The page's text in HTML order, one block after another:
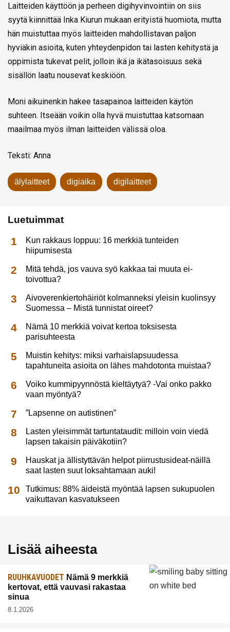
Laitteiden käyttöön ja perheen digihyvinvointiin on siis
syytä kiinnittää Inka Kiurun mukaan erityistä huomiota, mutta
hän muistuttaa myös laitteiden mahdollistavan paljon
hyviäkin asioita, kuten yhteydenpidon tai lasten kehitystä ja
oppimista tukevat pelit, jolloin ikä ja ikätasoisuus sekä
sisällön laatu nousevat keskiöön.
Moni aikuinenkin hakee tasapainoa laitteiden käytön
suhteen. Itseään voikin olla hyvä muistuttaa katsomaan
maailmaa myös ilman laitteiden välissä oloa.
Teksti: Anna
älylaitteet digiaika digilaitteet
Luetuimmat
Kun rakkaus loppuu: 16 merkkiä tunteiden
hiipumisesta
Mitä tehdä, jos vauva syö kakkaa tai muuta ei-
toivottua?
Aivoverenkiertohäiriöt kolmanneksi yleisin kuolinsyy
Suomessa – Mistä tunnistat oireet?
Nämä 10 merkkiä voivat kertoa toksisesta
parisuhteesta
Muistin kehitys: miksi varhaislapsuudessa
tapahtuneita asioita on lähes mahdotonta muistaa?
Voiko kummipyynnöstä kieltäytyä? -Vai onko pakko
vaan myöntyä?
”Lapsenne on autistinen”
Lasten yleisimmät tartuntataudit: milloin voin viedä
lapsen takaisin päiväkotiin?
Hauskat ja ällistyttävän helpot piirrustusideat-näillä
saat lasten suut loksahtamaan auki!
Tutkimus: 88% äideistä myöntää lapsen sukupuolen
vaikuttavan kasvatukseen
Lisää aiheesta
RUUHKAVUODET Nämä 9 merkkiä
kertovat, että vauvasi rakastaa
sinua
8.1.2026